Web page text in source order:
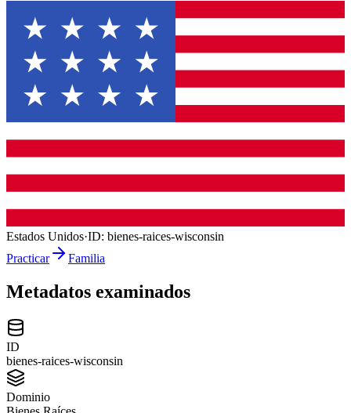
Estados Unidos·ID: bienes-raices-wisconsin
Practicar
Familia
Metadatos examinados
ID
bienes-raices-wisconsin
Dominio